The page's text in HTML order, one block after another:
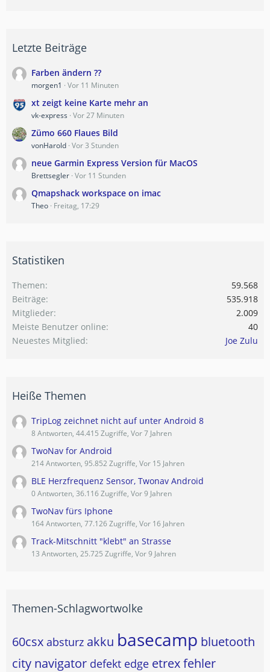
Letzte Beiträge
Farben ändern ??
morgen1 Vor 11 Minuten
xt zeigt keine Karte mehr an
vk-express Vor 27 Minuten
Zümo 660 Flaues Bild
vonHarold Vor 3 Stunden
neue Garmin Express Version für MacOS
Brettsegler Vor 11 Stunden
Qmapshack workspace on imac
Theo Freitag, 17:29
Statistiken
Themen
59.568
Beiträge
535.918
Mitglieder
2.009
Meiste Benutzer online
40
Neuestes Mitglied
Joe Zulu
Heiße Themen
TripLog zeichnet nicht auf unter Android 8
8 Antworten, 44.415 Zugriffe, Vor 7 Jahren
TwoNav for Android
214 Antworten, 95.852 Zugriffe, Vor 15 Jahren
BLE Herzfrequenz Sensor, Twonav Android
0 Antworten, 36.116 Zugriffe, Vor 9 Jahren
TwoNav fürs Iphone
164 Antworten, 77.126 Zugriffe, Vor 16 Jahren
Track-Mitschnitt "klebt" an Strasse
13 Antworten, 25.725 Zugriffe, Vor 9 Jahren
Themen-Schlagwortwolke
60csx absturz akku basecamp bluetooth
city navigator defekt edge etrexfehler